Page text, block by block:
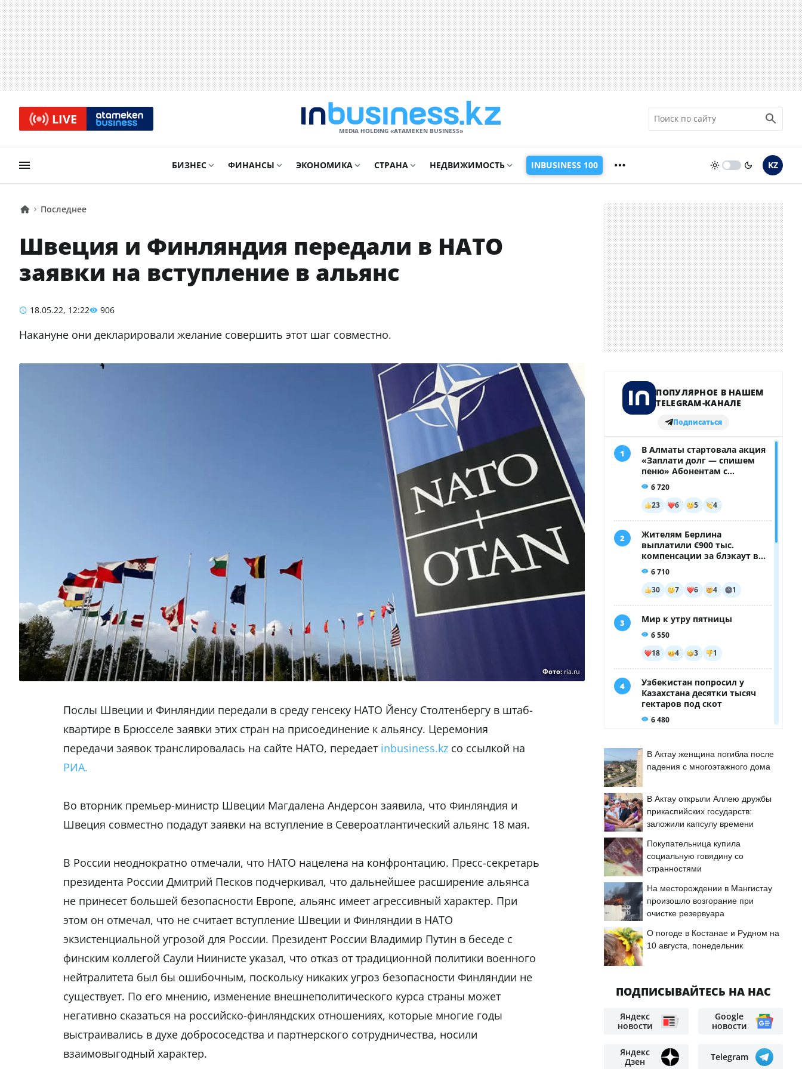
LIVE
MEDIA HOLDING «ATAMEKЕN BUSINESS»
БИЗНЕС ФИНАНСЫ ЭКОНОМИКА СТРАНА НЕДВИЖИМОСТЬ INBUSINESS 100 KZ
Последнее
Швеция и Финляндия передали в НАТО
заявки на вступление в альянс
18.05.22, 12:22 906
Накануне они декларировали желание совершить этот шаг совместно.
Фото: ria.ru
Послы Швеции и Финляндии передали в среду генсеку НАТО Йенсу Столтенбергу в штаб-
квартире в Брюсселе заявки этих стран на присоединение к альянсу. Церемония
передачи заявок транслировалась на сайте НАТО, передает inbusiness.kz со ссылкой на
РИА.
Во вторник премьер-министр Швеции Магдалена Андерсон заявила, что Финляндия и
Швеция совместно подадут заявки на вступление в Североатлантический альянс 18 мая.
В России неоднократно отмечали, что НАТО нацелена на конфронтацию. Пресс-секретарь
президента России Дмитрий Песков подчеркивал, что дальнейшее расширение альянса
не принесет большей безопасности Европе, альянс имеет агрессивный характер. При
этом он отмечал, что не считает вступление Швеции и Финляндии в НАТО
экзистенциальной угрозой для России. Президент России Владимир Путин в беседе с
финским коллегой Саули Ниинисте указал, что отказ от традиционной политики военного
нейтралитета был бы ошибочным, поскольку никаких угроз безопасности Финляндии не
существует. По его мнению, изменение внешнеполитического курса страны может
негативно сказаться на российско-финляндских отношениях, которые многие годы
выстраивались в духе добрососедства и партнерского сотрудничества, носили
взаимовыгодный характер.
В Актау женщина погибла после
падения с многоэтажного дома
В Актау открыли Аллею дружбы
прикаспийских государств:
заложили капсулу времени
Покупательница купила
социальную говядину со
странностями
На месторождении в Мангистау
произошло возгорание при
очистке резервуара
О погоде в Костанае и Рудном на
10 августа, понедельник
ПОДПИСЫВАЙТЕСЬ НА НАС
Яндекс
новости
Google
новости
Яндекс
Дзен
Telegram